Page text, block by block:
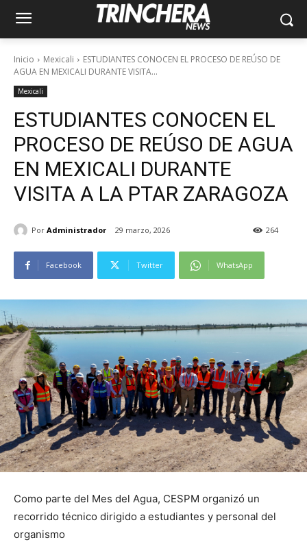
Inicio Mexicali
ESTUDIANTES CONOCEN EL PROCESO DE REÚSO DE
AGUA EN MEXICALI DURANTE VISITA...
Mexicali
ESTUDIANTES CONOCEN EL
PROCESO DE REÚSO DE AGUA
EN MEXICALI DURANTE
VISITA A LA PTAR ZARAGOZA
Por Administrador 29 marzo, 2026 264
Facebook Twitter WhatsApp
Como parte del Mes del Agua, CESPM organizó un
recorrido técnico dirigido a estudiantes y personal del
organismo